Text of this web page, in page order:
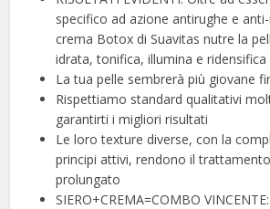
specifico ad azione antirughe e
crema Botox di Suavitas nutre la
idrata, tonifica, illumina e ridensifica
La tua pelle sembrerà più giovane
Rispettiamo standard qualitativi
garantirti i migliori risultati
Le loro texture diverse, con la
principi attivi, rendono il
prolungato
SIERO+CREMA=COMBO